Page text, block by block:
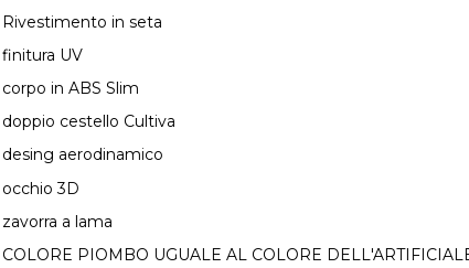
Rivestimento in seta
finitura UV
corpo in ABS Slim
doppio cestello Cultiva
desing aerodinamico
occhio 3D
zavorra a lama
COLORE PIOMBO UGUALE AL COLORE